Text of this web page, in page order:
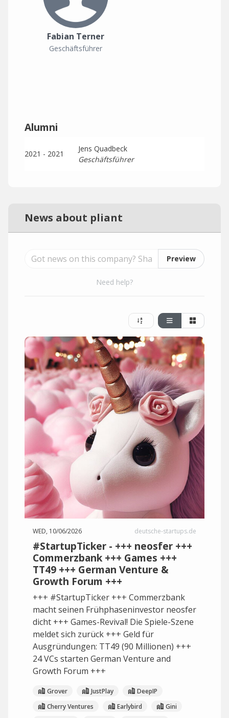
Fabian Terner
Geschäftsführer
Alumni
2021 - 2021
Jens Quadbeck
Geschäftsführer
News about pliant
Preview
Need help?
WED, 10/06/2026 deutsche-startups.de
#StartupTicker - +++ neosfer +++
Commerzbank +++ Games +++
TT49 +++ German Venture &
Growth Forum +++
+++ #StartupTicker +++ Commerzbank
macht seinen Frühphaseninvestor neosfer
dicht +++ Games-Revival! Die Spiele-Szene
meldet sich zurück +++ Geld für
Ausgründungen: TT49 (90 Millionen) +++
24 VCs starten German Venture and
Growth Forum +++
Grover JustPlay
DeepIP
Cherry Ventures
Earlybird
Gini